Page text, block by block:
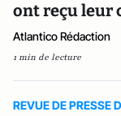
ont reçu leur
Atlantico Rédaction
1 min de lecture
REVUE DE PRESSE